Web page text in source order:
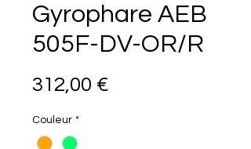
Gyrophare AEB
505F-DV-OR/R
312,00 €
Couleur *